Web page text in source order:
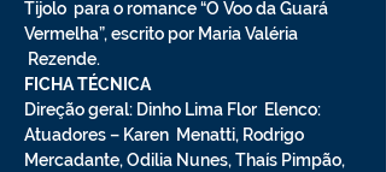
Tijolo  para o romance “O Voo da Guará
Vermelha”, escrito por Maria Valéria
Rezende.
FICHA TÉCNICA
Direção geral: Dinho Lima Flor  Elenco:
Atuadores – Karen  Menatti, Rodrigo
Mercadante, Odilia Nunes, Thaís Pimpão,